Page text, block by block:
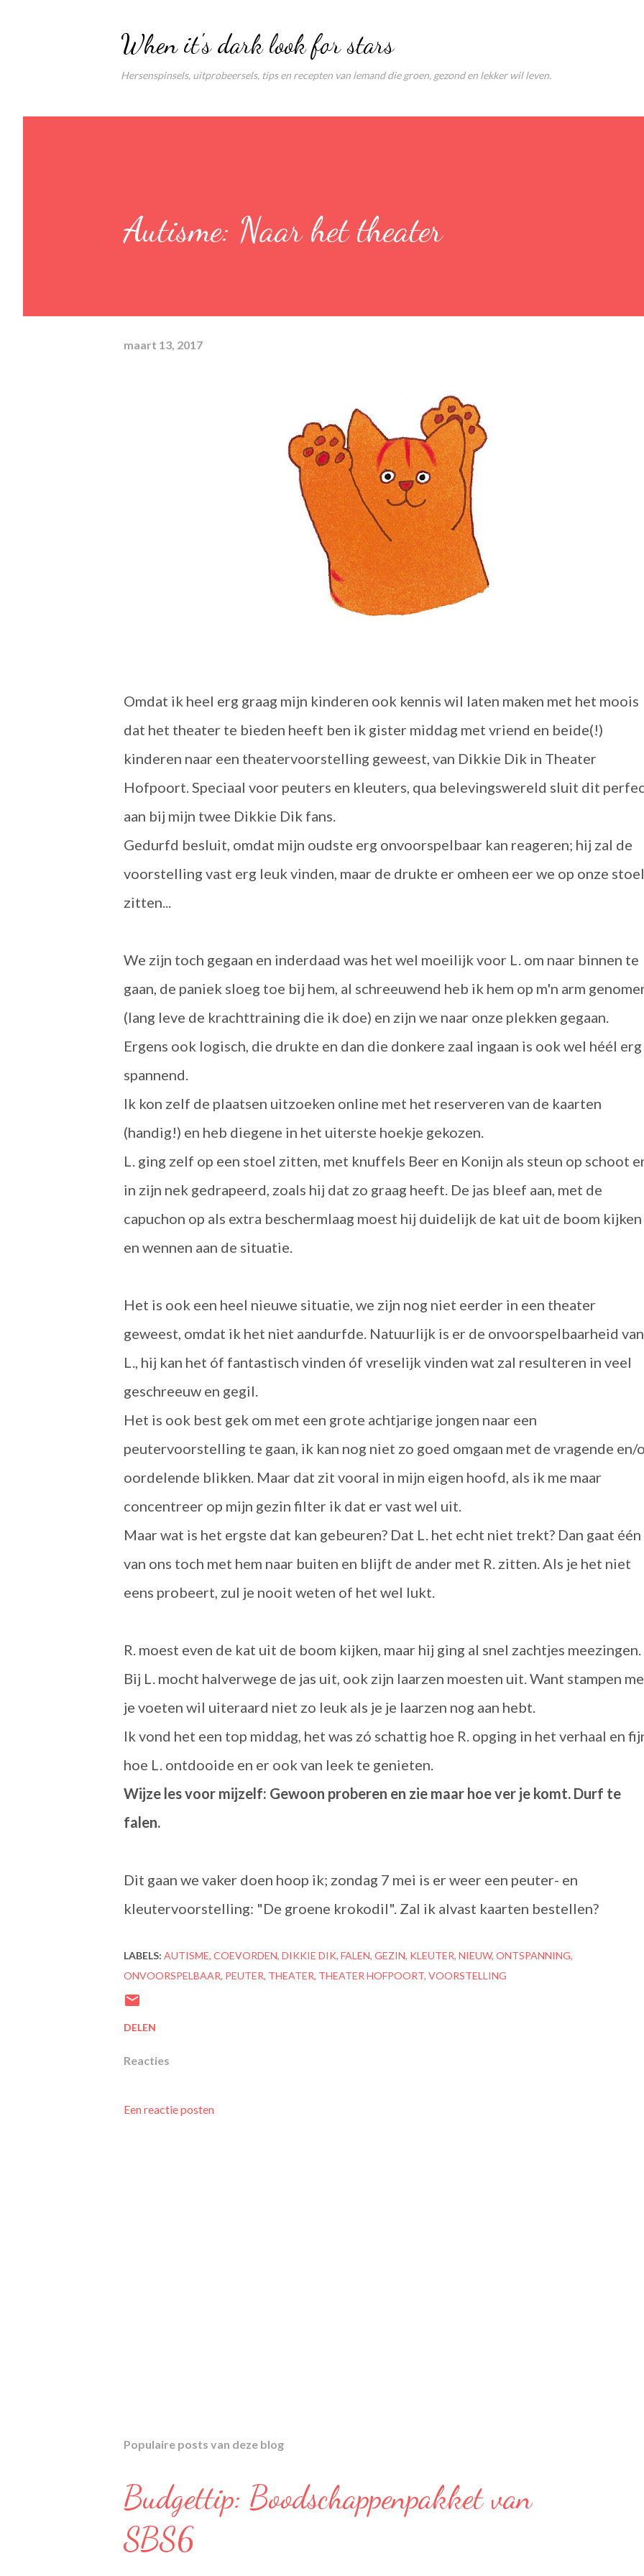
When it's dark look for stars
Hersenspinsels, uitprobeersels, tips en recepten van iemand die groen, gezond en lekker wil leven.
Autisme: Naar het theater
maart 13, 2017
Omdat ik heel erg graag mijn kinderen ook kennis wil laten maken met het moois
dat het theater te bieden heeft ben ik gister middag met vriend en beide(!)
kinderen naar een theatervoorstelling geweest, van Dikkie Dik in Theater
Hofpoort. Speciaal voor peuters en kleuters, qua belevingswereld sluit dit
aan bij mijn twee Dikkie Dik fans.
Gedurfd besluit, omdat mijn oudste erg onvoorspelbaar kan reageren; hij zal de
voorstelling vast erg leuk vinden, maar de drukte er omheen eer we op onze stoel
zitten...
We zijn toch gegaan en inderdaad was het wel moeilijk voor L. om naar binnen te
gaan, de paniek sloeg toe bij hem, al schreeuwend heb ik hem op m'n arm
(lang leve de krachttraining die ik doe) en zijn we naar onze plekken gegaan.
Ergens ook logisch, die drukte en dan die donkere zaal ingaan is ook wel héél erg
spannend.
Ik kon zelf de plaatsen uitzoeken online met het reserveren van de kaarten
(handig!) en heb diegene in het uiterste hoekje gekozen.
L. ging zelf op een stoel zitten, met knuffels Beer en Konijn als steun op schoot
in zijn nek gedrapeerd, zoals hij dat zo graag heeft. De jas bleef aan, met de
capuchon op als extra beschermlaag moest hij duidelijk de kat uit de boom kijken
en wennen aan de situatie.
Het is ook een heel nieuwe situatie, we zijn nog niet eerder in een theater
geweest, omdat ik het niet aandurfde. Natuurlijk is er de onvoorspelbaarheid van
L., hij kan het óf fantastisch vinden óf vreselijk vinden wat zal resulteren in veel
geschreeuw en gegil.
Het is ook best gek om met een grote achtjarige jongen naar een
peutervoorstelling te gaan, ik kan nog niet zo goed omgaan met de vragende en/
oordelende blikken. Maar dat zit vooral in mijn eigen hoofd, als ik me maar
concentreer op mijn gezin filter ik dat er vast wel uit.
Maar wat is het ergste dat kan gebeuren? Dat L. het echt niet trekt? Dan gaat één
van ons toch met hem naar buiten en blijft de ander met R. zitten. Als je het niet
eens probeert, zul je nooit weten of het wel lukt.
R. moest even de kat uit de boom kijken, maar hij ging al snel zachtjes meezingen.
Bij L. mocht halverwege de jas uit, ook zijn laarzen moesten uit. Want stampen
je voeten wil uiteraard niet zo leuk als je je laarzen nog aan hebt.
Ik vond het een top middag, het was zó schattig hoe R. opging in het verhaal en
hoe L. ontdooide en er ook van leek te genieten.
Wijze les voor mijzelf: Gewoon proberen en zie maar hoe ver je komt. Durf te
falen.
Dit gaan we vaker doen hoop ik; zondag 7 mei is er weer een peuter- en
kleutervoorstelling: "De groene krokodil". Zal ik alvast kaarten bestellen?
LABELS: AUTISME COEVORDEN DIKKIE DIK FALEN GEZIN KLEUTER NIEUW ONTSPANNING
ONVOORSPELBAAR PEUTER THEATER THEATER HOFPOORT VOORSTELLING
DELEN
Reacties
Een reactie posten
Populaire posts van deze blog
Budgettip: Boodschappenpakket van
SBS6